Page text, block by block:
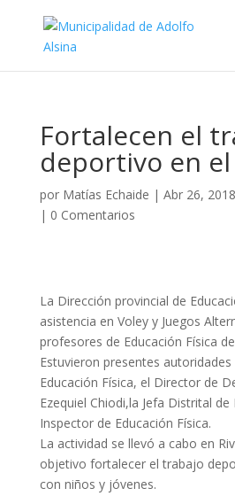
Fortalecen el
deportivo en
por Matías Echaide | Abr 26, 2018
| 0 Comentarios
La Dirección provincial de
asistencia en Voley y Juegos
profesores de Educación Física
Estuvieron presentes
Educación Física, el Director de
Ezequiel Chiodi,la Jefa Distrital de
Inspector de Educación Física.
La actividad se llevó a cabo en
objetivo fortalecer el trabajo
con niños y jóvenes.